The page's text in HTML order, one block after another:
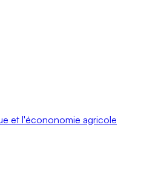
et l'écononomie agricole